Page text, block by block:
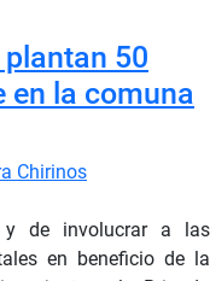
50
en la comuna
Chirinos
de involucrar a las
en beneficio de la